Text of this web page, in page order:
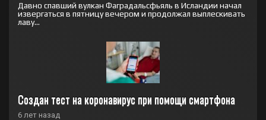
Давно спавший вулкан Фаградальсфьяль в Исландии начал
извергаться в пятницу вечером и продолжал выплескивать
лаву...
Создан тест на коронавирус при помощи смартфона
6 лет назад